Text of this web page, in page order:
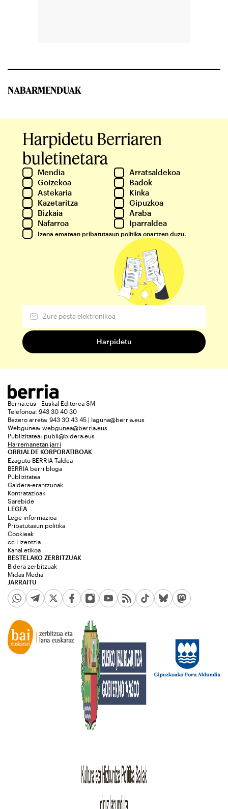
NABARMENDUAK
Harpidetu Berriaren
buletinetara
Mendia
Arratsaldekoa
Goizekoa
Badok
Astekaria
Kinka
Kazetaritza
Gipuzkoa
Bizkaia
Araba
Nafarroa
Iparraldea
Izena ematean pribatutasun politika onartzen duzu.
Berria.eus - Euskal Editorea SM
Telefonoa: 943 30 40 30
Bezero arreta: 943 30 43 45 | laguna@berria.eus
Webgunea: webgunea@berria.eus
Publizitatea: publi@bidera.eus
Harremanetan jarri
ORRIALDE KORPORATIBOAK
Ezagutu BERRIA Taldea
BERRIA berri bloga
Publizitatea
Galdera-erantzunak
Kontratazioak
Sarebide
JARRAITU
LEGEA
Lege informazioa
Pribatutasun politika
Cookieak
cc Lizentzia
Kanal etikoa
BESTELAKO ZERBITZUAK
Bidera zerbitzuak
Midas Media